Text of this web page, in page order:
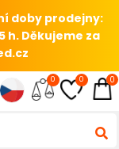
doby prodejny:
h. Děkujeme za
0 0 0